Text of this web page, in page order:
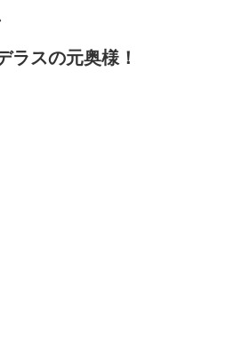
ラスの元奥様！